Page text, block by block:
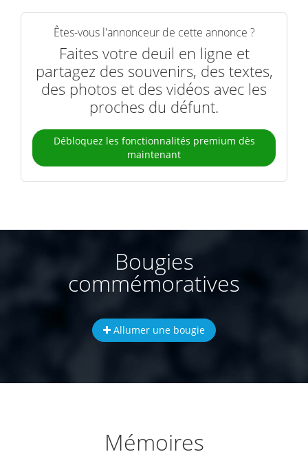
Êtes-vous l'annonceur de cette annonce ?
Faites votre deuil en ligne et
partagez des souvenirs, des textes,
des photos et des vidéos avec les
proches du défunt.
Débloquez les fonctionnalités premium dès
maintenant
Bougies
commémoratives
Allumer une bougie
Mémoires